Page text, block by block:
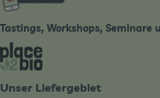
Tastings, Workshops, Seminare
Externer Link zu
Unser Liefergebiet